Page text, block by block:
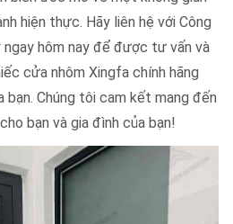
hiện thực. Hãy liên hệ với Công
hôm nay để được tư vấn và
cửa nhôm Xingfa chính hãng
Chúng tôi cam kết mang đến
bạn và gia đình của bạn!